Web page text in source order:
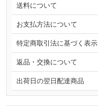
送料について
お支払方法について
特定商取引法に基づく表示
返品・交換について
出荷日の翌日配達商品